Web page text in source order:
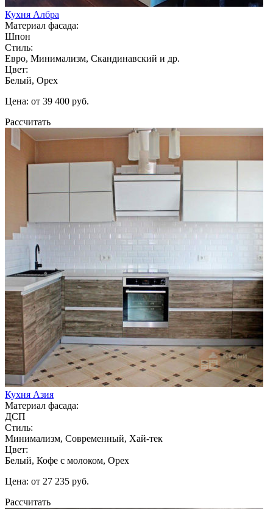
Кухня Албра
Материал фасада:
Шпон
Стиль:
Евро, Минимализм, Скандинавский и др.
Цвет:
Белый, Орех
Цена: от 39 400 руб.
Рассчитать
Кухня Азия
Материал фасада:
ДСП
Стиль:
Минимализм, Современный, Хай-тек
Цвет:
Белый, Кофе с молоком, Орех
Цена: от 27 235 руб.
Рассчитать